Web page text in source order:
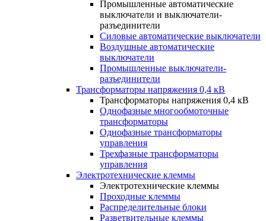
Промышленные автоматические
выключатели и выключатели-
разъединители
Силовые автоматические выключатели
Воздушные автоматические
выключатели
Промышленные выключатели-
разъединители
Трансформаторы напряжения 0,4 кВ
Трансформаторы напряжения 0,4 кВ
Однофазные многообмоточные
трансформаторы
Однофазные трансформаторы
управления
Трехфазные трансформаторы
управления
Электротехнические клеммы
Электротехнические клеммы
Проходные клеммы
Распределительные блоки
Разветвительные клеммы